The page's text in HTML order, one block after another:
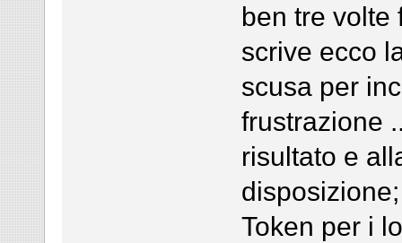
ben tre volte
scrive ecco
scusa per
frustrazione
risultato e
Token per i